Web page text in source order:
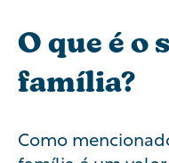
O que é o
família?
Como